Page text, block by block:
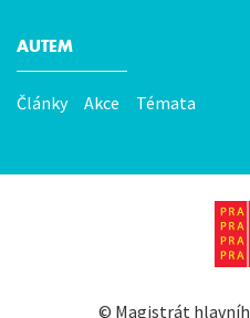
AUTEM
Články Akce Témata
© Magistrát